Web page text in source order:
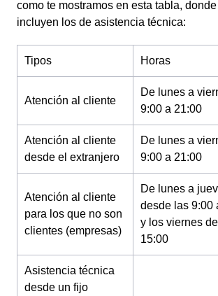
como te mostramos en esta tabla,
incluyen los de asistencia técnica:
Tipos Horas
Atención al cliente
De lunes a
9:00 a 21:00
Atención al cliente
desde el extranjero
De lunes a
9:00 a 21:00
Atención al cliente
para los que no son
clientes (empresas)
De lunes a
desde las 9:00
y los viernes
15:00
Asistencia técnica
desde un fijo